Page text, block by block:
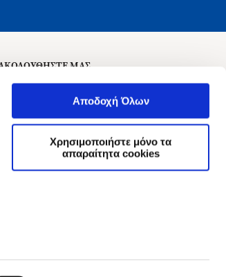
Αποδοχή Όλων
Χρησιμοποιήστε μόνο τα
απαραίτητα cookies
ΜΑΣ